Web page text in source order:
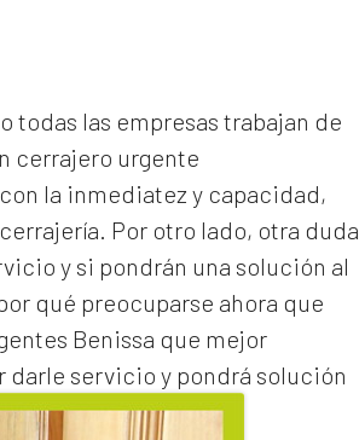
todas las empresas trabajan de
cerrajero urgente
la inmediatez y capacidad,
Por otro lado, otra duda
y si pondrán una solución al
qué preocuparse ahora que
Benissa que mejor
servicio y pondrá solución